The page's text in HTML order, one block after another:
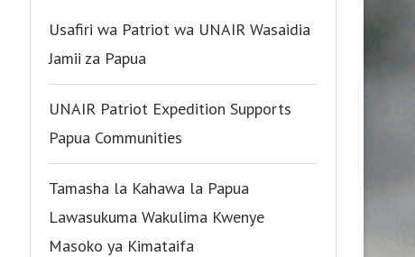
Usafiri wa Patriot wa UNAIR Wasaidia
Jamii za Papua
UNAIR Patriot Expedition Supports
Papua Communities
Tamasha la Kahawa la Papua
Lawasukuma Wakulima Kwenye
Masoko ya Kimataifa